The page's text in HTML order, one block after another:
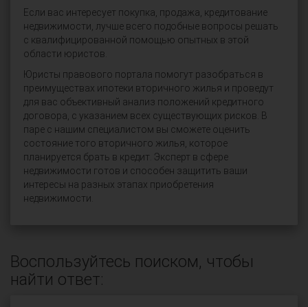
Если вас интересует покупка, продажа, кредитование
недвижимости, лучше всего подобные вопросы решать
с квалифицированной помощью опытных в этой
области юристов.
Юристы правового портала помогут разобраться в
преимуществах ипотеки вторичного жилья и проведут
для вас объективный анализ положений кредитного
договора, с указанием всех существующих рисков. В
паре с нашим специалистом вы сможете оценить
состояние того вторичного жилья, которое
планируется брать в кредит. Эксперт в сфере
недвижимости готов и способен защитить ваши
интересы на разных этапах приобретения
недвижимости.
Воспользуйтесь поиском, чтобы
найти ответ: